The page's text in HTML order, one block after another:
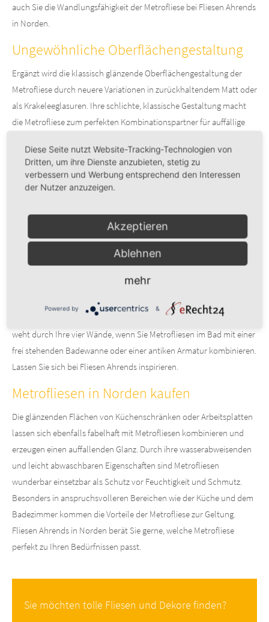
auch Sie die Wandlungsfähigkeit der Metrofliese bei Fliesen Ahrends
in Norden.
Ungewöhnliche Oberflächengestaltung
Ergänzt wird die klassisch glänzende Oberflächengestaltung der
Metrofliese durch neuere Variationen in zurückhaltendem Matt oder
als Krakeleeglasuren. Ihre schlichte, klassische Gestaltung macht
die Metrofliese zum perfekten Kombinationspartner für auffällige
ihrer unaufdringlichen Art dabei die neutrale, schlichte Rolle und
unterstützt so einzelne herausstechende Raumhighlights.
Toller Stilmix mit Metrofliesen
Moderne Bars, Cafés und Restaurants haben die wunderbaren
Möglichkeiten der Metrofliese längst für sich entdeckt. Aber auch im
privaten Bereich sind die Metrofliesen eine großartige Alternative
zur Tapete. Egal ob als Einzelelement oder als Stilmix in
Kombination mit Vintage-Accessoires oder rustikalen Möbeln,
erzeugt die Metrofliese einzigartige Blickfänge. Auch zu dezenten
Mustern ist die Metrofliese eine tolle Option. Ein französisches Flair
weht durch Ihre vier Wände, wenn Sie Metrofliesen im Bad mit einer
frei stehenden Badewanne oder einer antiken Armatur kombinieren.
Lassen Sie sich bei Fliesen Ahrends inspirieren.
Metrofliesen in Norden kaufen
Die glänzenden Flächen von Küchenschränken oder Arbeitsplatten
lassen sich ebenfalls fabelhaft mit Metrofliesen kombinieren und
erzeugen einen auffallenden Glanz. Durch ihre wasserabweisenden
und leicht abwaschbaren Eigenschaften sind Metrofliesen
wunderbar einsetzbar als Schutz vor Feuchtigkeit und Schmutz.
Besonders in anspruchsvolleren Bereichen wie der Küche und dem
Badezimmer kommen die Vorteile der Metrofliese zur Geltung.
Fliesen Ahrends in Norden berät Sie gerne, welche Metrofliese
perfekt zu Ihren Bedürfnissen passt.
Sie möchten tolle Fliesen und Dekore finden?
Diese Seite nutzt Website-Tracking-Technologien von
Dritten, um ihre Dienste anzubieten, stetig zu
verbessern und Werbung entsprechend den Interessen
der Nutzer anzuzeigen.
Akzeptieren
Ablehnen
mehr
Powered by &